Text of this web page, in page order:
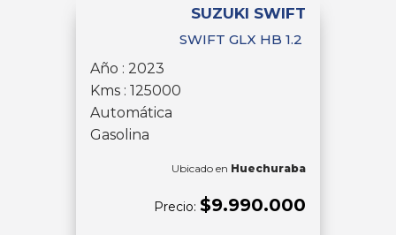
SUZUKI SWIFT
SWIFT GLX HB 1.2
Año : 2023
Kms : 125000
Automática
Gasolina
Ubicado en Huechuraba
Precio: $9.990.000